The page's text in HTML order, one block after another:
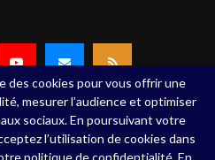
- 2020 - Tous droits réservés
des cookies pour vous offrir une
mesurer l’audience et optimiser
sociaux. En poursuivant votre
l’utilisation de cookies dans
politique de confidentialité. En